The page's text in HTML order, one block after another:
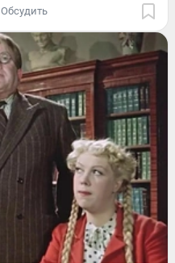
Обсудить